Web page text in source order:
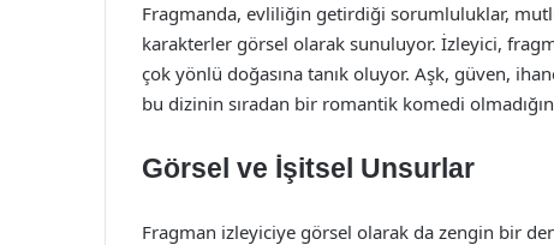
Fragmanda, evliliğin getirdiği sorumluluklar,
karakterler görsel olarak sunuluyor. İzleyici,
çok yönlü doğasına tanık oluyor. Aşk, güven,
bu dizinin sıradan bir romantik komedi
Görsel ve İşitsel Unsurlar
Fragman izleyiciye görsel olarak da zengin bir